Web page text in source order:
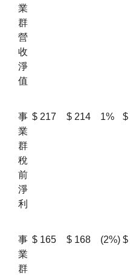
業
群
營
收
淨
值
事
業
群
稅
前
淨
利
$ 217 $ 214 1% $
事
業
群
$ 165 $ 168 (2%) $